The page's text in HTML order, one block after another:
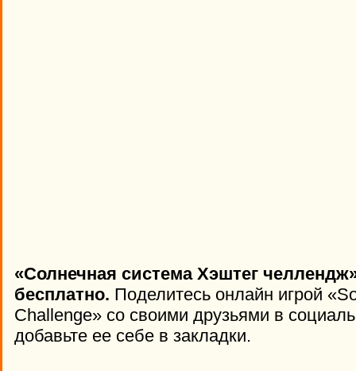
«Солнечная система Хэштег
бесплатно. Поделитесь онлайн игрой
Challenge» со своими друзьями в
добавьте ее себе в закладки.